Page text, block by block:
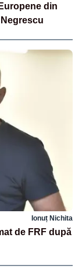
din
Ionuț Nichita
de FRF după